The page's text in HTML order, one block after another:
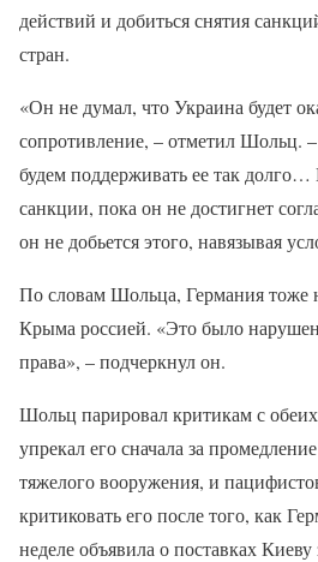
действий и добиться снятия
стран.
«Он не думал, что Украина будет
сопротивление, – отметил Шольц.
будем поддерживать ее так
санкции, пока он не достигнет
он не добьется этого, навязывая
По словам Шольца, Германия тоже
Крыма россией. «Это было
права», – подчеркнул он.
Шольц парировал критикам с
упрекал его сначала за
тяжелого вооружения, и
критиковать его после того, как
неделе объявила о поставках